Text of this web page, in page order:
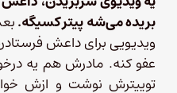
بریده می‌شه پیتر کسیگه.
ویدیویی برای داعش
عفو کنه. مادرش هم یه
توییترش نوشت و ازش